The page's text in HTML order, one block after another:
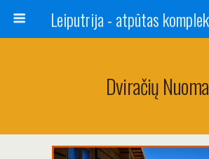
Dviračių Nuoma